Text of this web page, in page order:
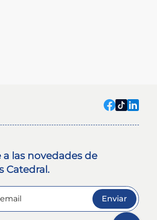
a las novedades de
Catedral.
Enviar